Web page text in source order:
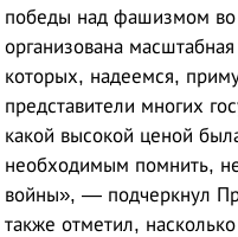
победы над фашизмом во
организована
которых, надеемся,
представители многих
какой высокой ценой
необходимым помнить,
войны», — подчеркнул
также отметил,